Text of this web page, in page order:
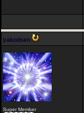
yakodsen
Super Member